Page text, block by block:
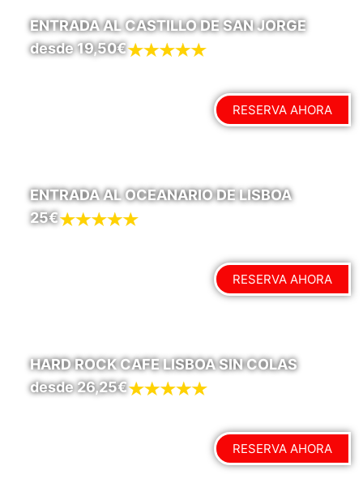
ENTRADA AL CASTILLO DE SAN JORGE
desde 19,50€
RESERVA AHORA
ENTRADA AL OCEANARIO DE LISBOA
25€
RESERVA AHORA
HARD ROCK CAFE LISBOA SIN COLAS
desde 26,25€
RESERVA AHORA